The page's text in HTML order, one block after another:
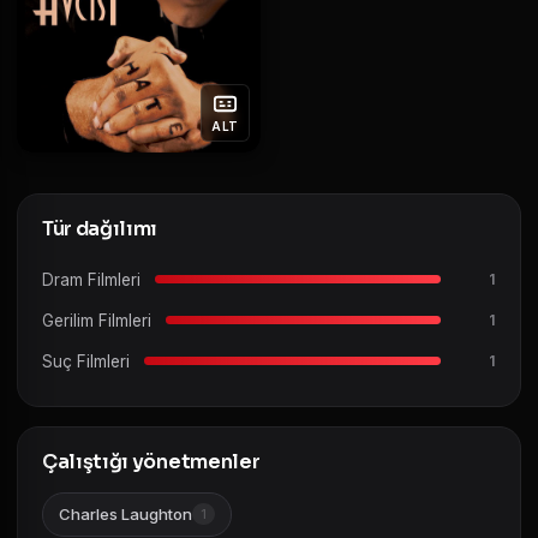
ALT
Tür dağılımı
Dram Filmleri 1
Gerilim Filmleri 1
Suç Filmleri 1
Çalıştığı yönetmenler
Charles Laughton 1